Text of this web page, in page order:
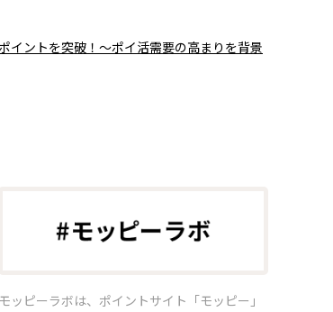
イントを突破！～ポイ活需要の高まりを背景
モッピーラボは、ポイントサイト「モッピー」